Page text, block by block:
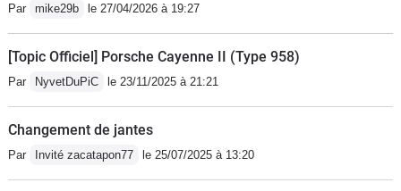
Par mike29b le 27/04/2026 à 19:27
[Topic Officiel] Porsche Cayenne II (Type 958)
Par NyvetDuPiC le 23/11/2025 à 21:21
Changement de jantes
Par Invité zacatapon77 le 25/07/2025 à 13:20